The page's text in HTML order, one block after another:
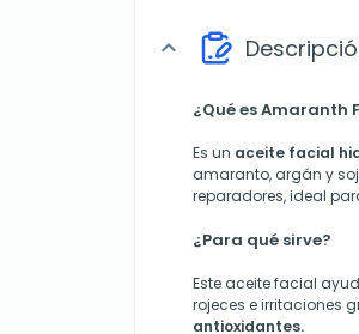
expand_more
¿Qué es Amaranth
Es un aceite facial
amaranto, argán y
reparadores, ideal
¿Para qué sirve?
Este aceite facial
rojeces e irritaciones
antioxidantes.